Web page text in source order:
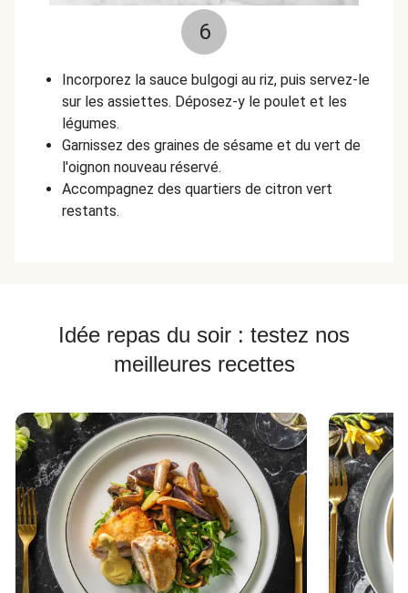
6
Incorporez la sauce bulgogi au riz, puis servez-le
sur les assiettes. Déposez-y le poulet et les
légumes.
Garnissez des graines de sésame et du vert de
l'oignon nouveau réservé.
Accompagnez des quartiers de citron vert
restants.
Idée repas du soir : testez nos
meilleures recettes